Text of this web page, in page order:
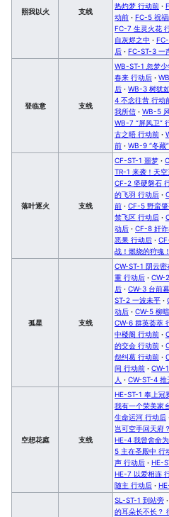
照我以火 支线
热灼梦 行动前 ·
动前 · FC-5 祝
FC-7 生灵火花
自灰烬之中 ·
后 · FC-ST-3 一
登临意 支线
WB-ST-1 忽梦少
春来 行动后 ·
后 · WB-3 树犹
4 不念往昔 行动
我所信 · WB-5
WB-7 “屏风卫”
古之晤 行动前 ·
前 · WB-9 “冬藏
落叶逐火 支线
CF-ST-1 噩梦 ·
TR-1 来袭！天
CF-2 坚硬磐石
的飞羽 行动后 ·
前 · CF-5 野蛮
禁飞区 行动后 ·
动后 · CF-8 奸
恶果 行动后 ·
战！燃烧的狩魂
孤星 支线
CW-ST-1 阴云密
重 行动后 · CW-
后 · CW-3 台前
ST-2 一波未平 ·
动后 · CW-5 柳
CW-6 群英荟萃
中楼阁 行动前 ·
的交会 行动前 ·
怨纠葛 行动前 ·
间 行动前 · CW-
人 · CW-ST-4 推
空想花庭 支线
HE-ST-1 奉上冠
我有一个荣美家
生命运河 行动后
岂可空手回天府
HE-4 我曾舍命
5 主在圣殿中 行
声 行动后 · HE-
HE-7 以爱相连
随主 行动后 ·
SL-ST-1 到站旁 ·
的耳朵长不长？